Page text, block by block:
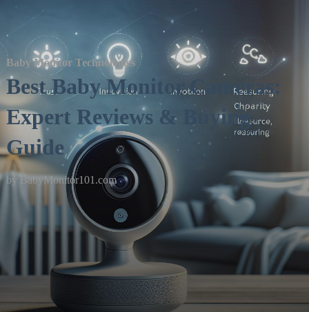
Baby Monitor Technologies
Best Baby Monitor Cameras:
Expert Reviews & Buying
Guide
byBabyMonitor101.com